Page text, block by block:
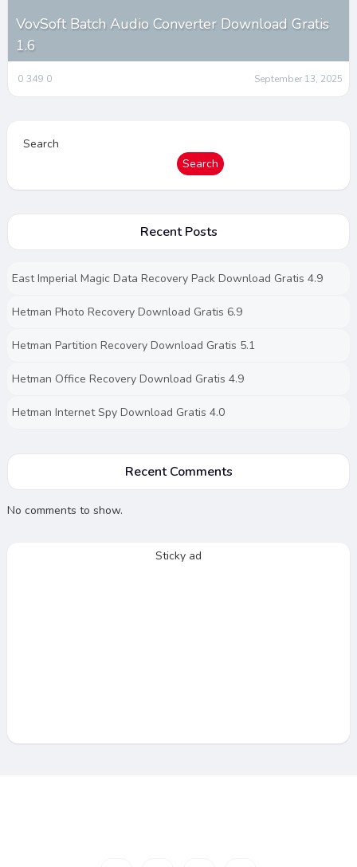
VovSoft Batch Audio Converter Download Gratis
1.6
0 349 0 September 13, 2025
Search
Search
Recent Posts
East Imperial Magic Data Recovery Pack Download Gratis 4.9
Hetman Photo Recovery Download Gratis 6.9
Hetman Partition Recovery Download Gratis 5.1
Hetman Office Recovery Download Gratis 4.9
Hetman Internet Spy Download Gratis 4.0
Recent Comments
No comments to show.
Sticky ad